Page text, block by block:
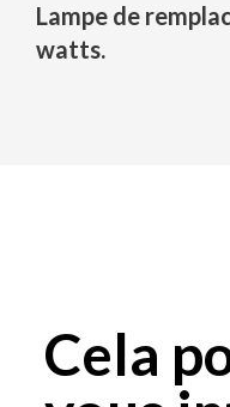
Lampe de
watts.
Cela